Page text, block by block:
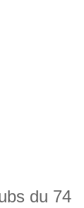
du 74